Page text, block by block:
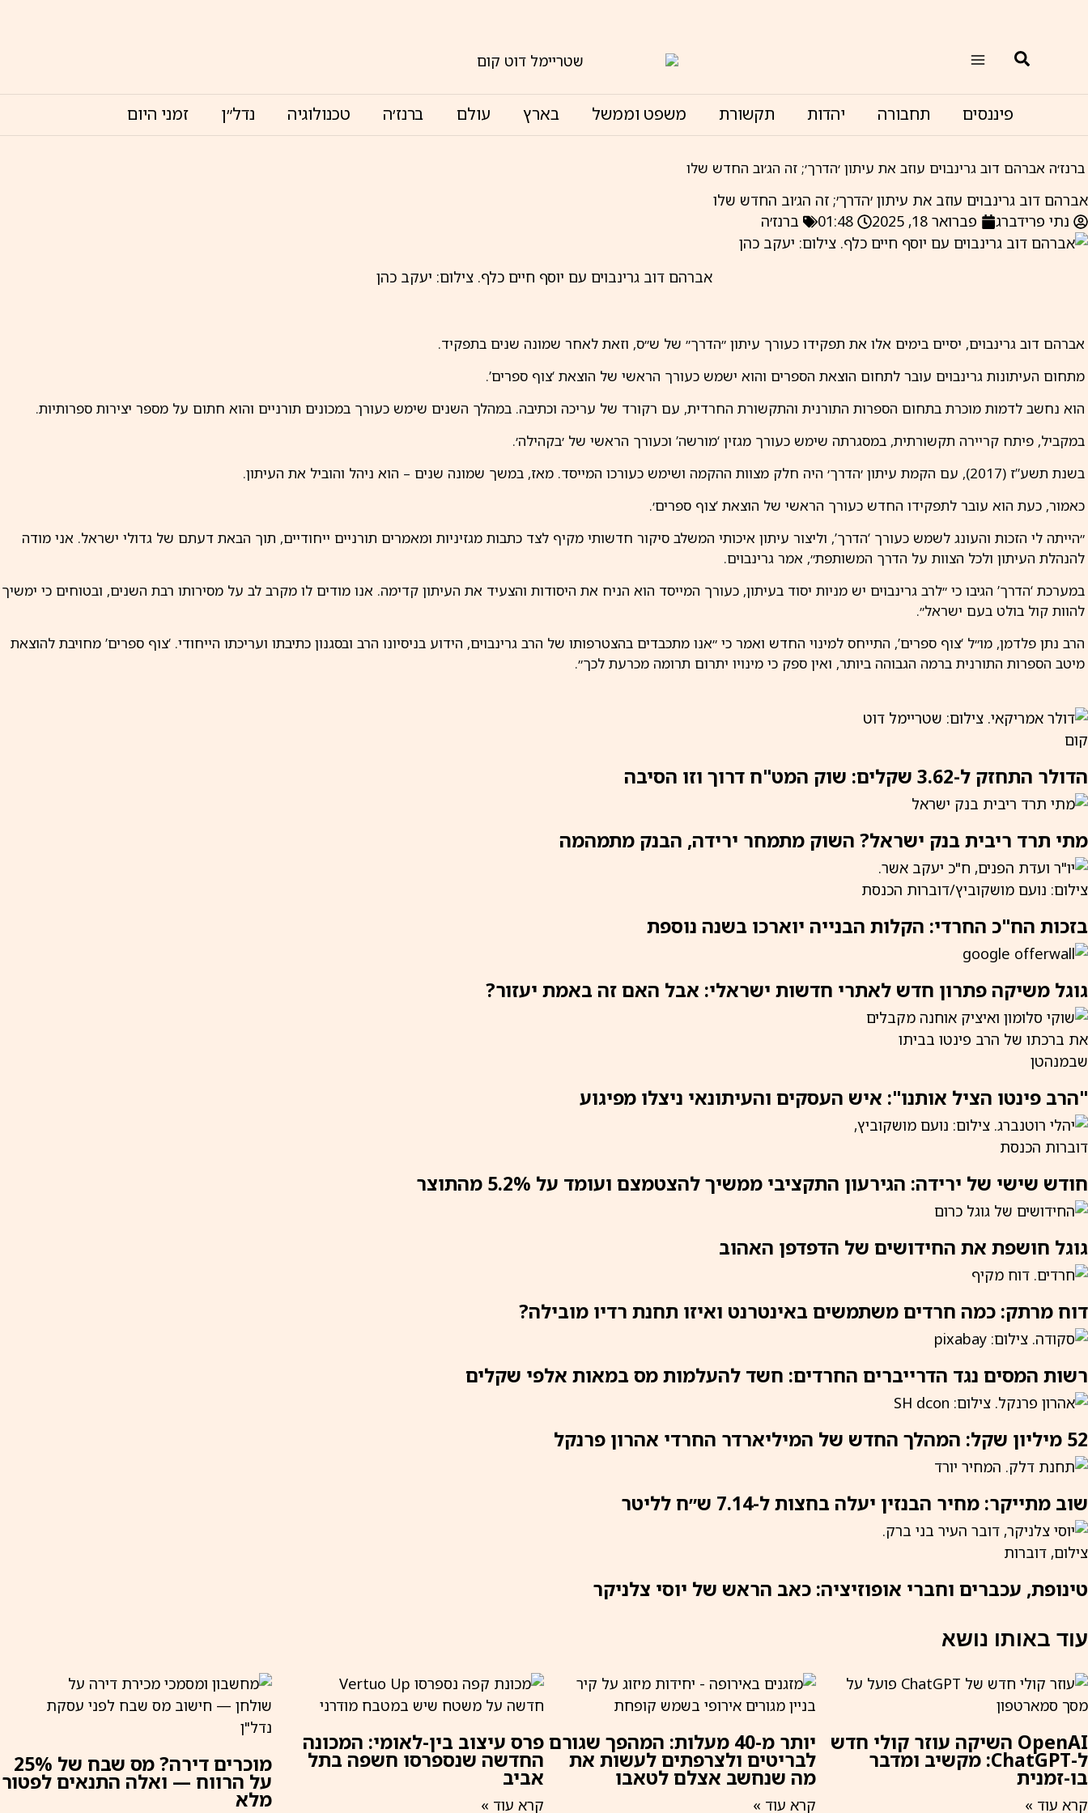
חיפוש
פיננסים תחבורה יהדות תקשורת משפט וממשל בארץ עולם ברנז׳ה טכנולוגיה נדל״ן זמני היום
ברנז׳ה אברהם דוב גרינבוים עוזב את עיתון ׳הדרך׳; זה הג׳וב החדש שלו
אברהם דוב גרינבוים עוזב את עיתון ׳הדרך׳; זה הג׳וב החדש שלו
נתי פרידברג
פברואר 18, 2025 01:48 ברנז׳ה
אברהם דוב גרינבוים עם יוסף חיים כלף. צילום: יעקב כהן
אברהם דוב גרינבוים, יסיים בימים אלו את תפקידו כעורך עיתון ״הדרך״ של ש״ס, וזאת לאחר שמונה שנים בתפקיד.
מתחום העיתונות גרינבוים עובר לתחום הוצאת הספרים והוא ישמש כעורך הראשי של הוצאת ‘צוף ספרים’.
הוא נחשב לדמות מוכרת בתחום הספרות התורנית והתקשורת החרדית, עם רקורד של עריכה וכתיבה. במהלך השנים שימש כעורך במכונים תורניים והוא חתום על מספר יצירות ספרותיות.
במקביל, פיתח קריירה תקשורתית, במסגרתה שימש כעורך מגזין ‘מורשה’ וכעורך הראשי של ׳בקהילה׳.
בשנת תשע”ז (2017), עם הקמת עיתון ׳הדרך׳ היה חלק מצוות ההקמה ושימש כעורכו המייסד. מאז, במשך שמונה שנים – הוא ניהל והוביל את העיתון.
כאמור, כעת הוא עובר לתפקידו החדש כעורך הראשי של הוצאת ‘צוף ספרים׳.
״הייתה לי הזכות והעונג לשמש כעורך ‘הדרך’, וליצור עיתון איכותי המשלב סיקור חדשותי מקיף לצד כתבות מגזיניות ומאמרים תורניים ייחודיים, תוך הבאת דעתם של גדולי ישראל. אני מודה
להנהלת העיתון ולכל הצוות על הדרך המשותפת״, אמר גרינבוים.
במערכת ‘הדרך’ הגיבו כי ״לרב גרינבוים יש מניות יסוד בעיתון, כעורך המייסד הוא הניח את היסודות והצעיד את העיתון קדימה. אנו מודים לו מקרב לב על מסירותו רבת השנים, ובטוחים כי ימשיך
להוות קול בולט בעם ישראל״.
הרב נתן פלדמן, מו״ל ‘צוף ספרים’, התייחס למינוי החדש ואמר כי ״אנו מתכבדים בהצטרפותו של הרב גרינבוים, הידוע בניסיונו הרב ובסגנון כתיבתו ועריכתו הייחודי. ‘צוף ספרים’ מחויבת להוצאת
מיטב הספרות התורנית ברמה הגבוהה ביותר, ואין ספק כי מינויו יתרום תרומה מכרעת לכך״.
הדולר התחזק ל-3.62 שקלים: שוק המט"ח דרוך וזו הסיבה
מתי תרד ריבית בנק ישראל? השוק מתמחר ירידה, הבנק מתמהמה
בזכות הח"כ החרדי: הקלות הבנייה יוארכו בשנה נוספת
גוגל משיקה פתרון חדש לאתרי חדשות ישראלי: אבל האם זה באמת יעזור?
"הרב פינטו הציל אותנו": איש העסקים והעיתונאי ניצלו מפיגוע
חודש שישי של ירידה: הגירעון התקציבי ממשיך להצטמצם ועומד על 5.2% מהתוצר
גוגל חושפת את החידושים של הדפדפן האהוב
דוח מרתק: כמה חרדים משתמשים באינטרנט ואיזו תחנת רדיו מובילה?
רשות המסים נגד הדרייברים החרדים: חשד להעלמות מס במאות אלפי שקלים
52 מיליון שקל: המהלך החדש של המיליארדר החרדי אהרון פרנקל
שוב מתייקר: מחיר הבנזין יעלה בחצות ל-7.14 ש״ח לליטר
טינופת, עכברים וחברי אופוזיציה: כאב הראש של יוסי צלניקר
עוד באותו נושא
OpenAI השיקה עוזר קולי חדש
ל-ChatGPT: מקשיב ומדבר
בו-זמנית
קרא עוד »
יותר מ-40 מעלות: המהפך שגורם
לבריטים ולצרפתים לעשות את
מה שנחשב אצלם לטאבו
קרא עוד »
פרס עיצוב בין-לאומי: המכונה
החדשה שנספרסו חשפה בתל
אביב
קרא עוד »
מוכרים דירה? מס שבח של 25%
על הרווח — ואלה התנאים לפטור
מלא